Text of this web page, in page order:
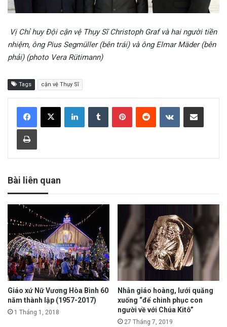
Vị Chỉ huy Đội cận vệ Thụy Sĩ Christoph Graf và hai người tiền
nhiệm, ông Pius Segmüller (bên trái) và ông Elmar Mäder (bên
phải) (photo Vera Rütimann)
Tags cận vệ Thụy Sĩ
Bài liên quan
Giáo xứ Nữ Vương Hòa Bình 60
năm thành lập (1957-2017)
1 Tháng 1, 2018
Nhẫn giáo hoàng, lưới quăng
xuống “để chinh phục con
người về với Chúa Kitô”
27 Tháng 7, 2019